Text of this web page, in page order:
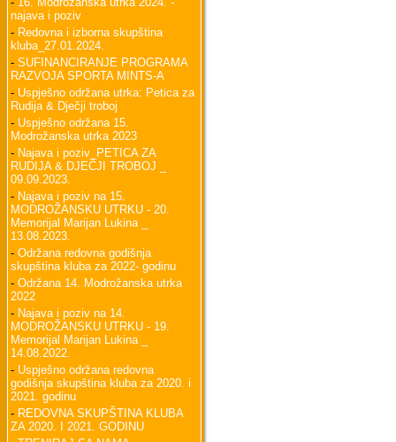
najava i poziv
- Redovna i izborna skupština
kluba_27.01.2024.
- SUFINANCIRANJE PROGRAMA
RAZVOJA SPORTA MINTS-A
- Uspješno održana utrka: Petica za
Rudija & Dječji troboj
- Uspješno održana 15.
Modrožanska utrka 2023
- Najava i poziv_PETICA ZA
RUDIJA & DJEČJI TROBOJ _
09.09.2023.
- Najava i poziv na 15.
MODROŽANSKU UTRKU - 20.
Memorijal Marijan Lukina _
13.08.2023.
- Održana redovna godišnja
skupština kluba za 2022- godinu
- Održana 14. Modrožanska utrka
2022
- Najava i poziv na 14.
MODROŽANSKU UTRKU - 19.
Memorijal Marijan Lukina _
14.08.2022.
- Uspješno održana redovna
godišnja skupština kluba za 2020. i
2021. godinu
- REDOVNA SKUPŠTINA KLUBA
ZA 2020. I 2021. GODINU